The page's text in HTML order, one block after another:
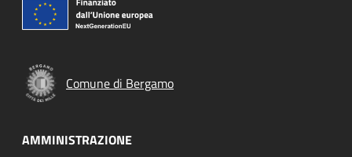
Comune di Bergamo
AMMINISTRAZIONE